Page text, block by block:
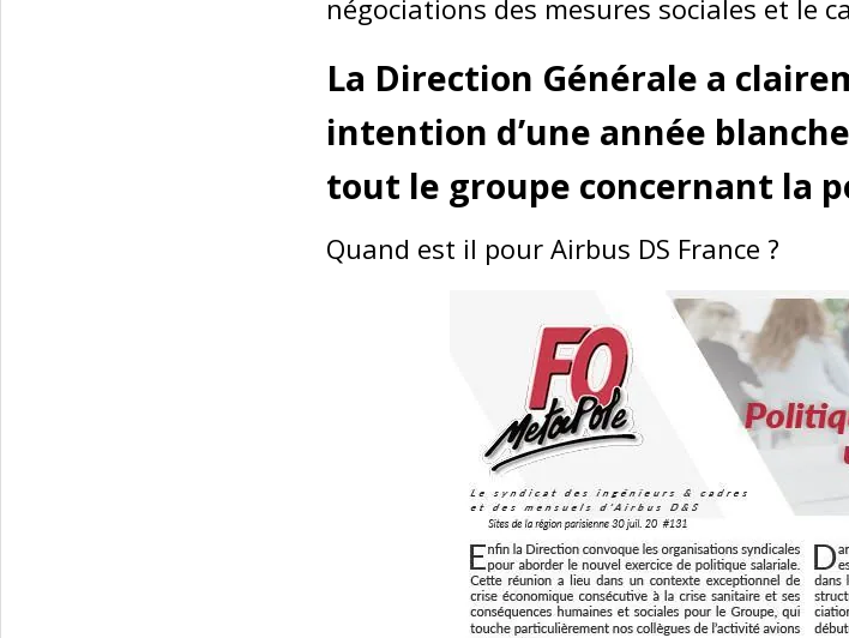
négociations des mesures sociales et le
La Direction Générale a
intention d’une année
tout le groupe concernant la
Quand est il pour Airbus DS France ?